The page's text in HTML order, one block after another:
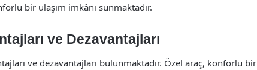
bir ulaşım imkânı sunmaktadır.
ve Dezavantajları
ve dezavantajları bulunmaktadır. Özel araç, konforlu bir